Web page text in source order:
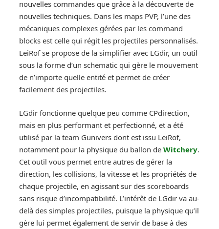
nouvelles commandes que grâce à la découverte de
nouvelles techniques. Dans les maps PVP, l’une des
mécaniques complexes gérées par les command
blocks est celle qui régit les projectiles personnalisés.
LeiRof se propose de la simplifier avec LGdir, un outil
sous la forme d’un schematic qui gère le mouvement
de n’importe quelle entité et permet de créer
facilement des projectiles.
LGdir fonctionne quelque peu comme CPdirection,
mais en plus performant et perfectionné, et a été
utilisé par la team Gunivers dont est issu LeiRof,
notamment pour la physique du ballon de Witchery.
Cet outil vous permet entre autres de gérer la
direction, les collisions, la vitesse et les propriétés de
chaque projectile, en agissant sur des scoreboards
sans risque d’incompatibilité. L’intérêt de LGdir va au-
delà des simples projectiles, puisque la physique qu’il
gère lui permet également de servir de base à des